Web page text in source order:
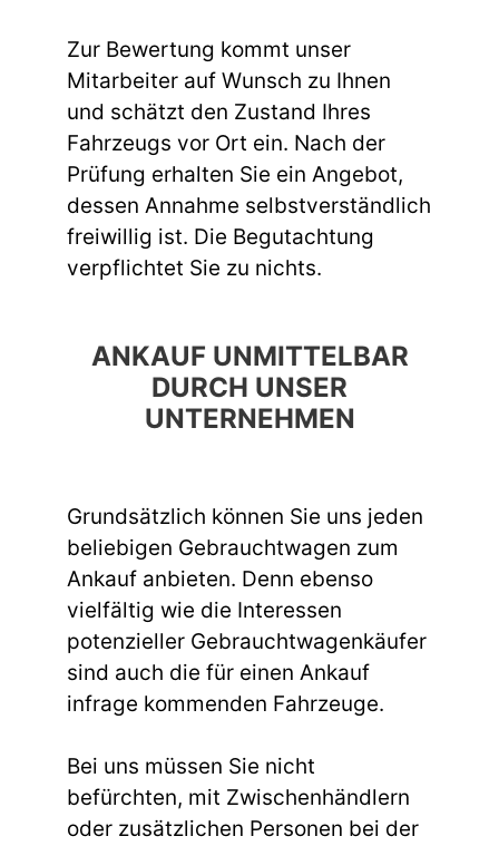
Zur Bewertung kommt unser
Mitarbeiter auf Wunsch zu Ihnen
und schätzt den Zustand Ihres
Fahrzeugs vor Ort ein. Nach der
Prüfung erhalten Sie ein Angebot,
dessen Annahme selbstverständlich
freiwillig ist. Die Begutachtung
verpflichtet Sie zu nichts.
ANKAUF UNMITTELBAR
DURCH UNSER
UNTERNEHMEN
Grundsätzlich können Sie uns jeden
beliebigen Gebrauchtwagen zum
Ankauf anbieten. Denn ebenso
vielfältig wie die Interessen
potenzieller Gebrauchtwagenkäufer
sind auch die für einen Ankauf
infrage kommenden Fahrzeuge.
Bei uns müssen Sie nicht
befürchten, mit Zwischenhändlern
oder zusätzlichen Personen bei der